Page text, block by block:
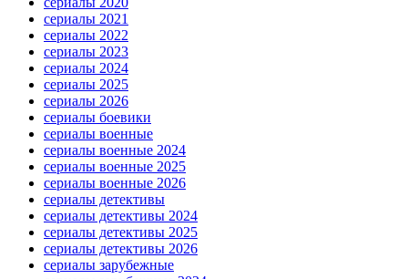
сериалы 2021
сериалы 2022
сериалы 2023
сериалы 2024
сериалы 2025
сериалы 2026
сериалы боевики
сериалы военные
сериалы военные 2024
сериалы военные 2025
сериалы военные 2026
сериалы детективы
сериалы детективы 2024
сериалы детективы 2025
сериалы детективы 2026
сериалы зарубежные